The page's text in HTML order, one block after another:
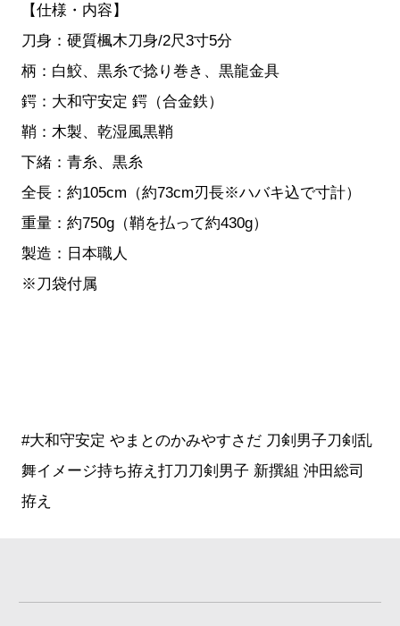
【仕様・内容】
刀身：硬質楓木刀身/2尺3寸5分
柄：白鮫、黒糸で捻り巻き、黒龍金具
鍔：大和守安定 鍔（合金鉄）
鞘：木製、乾湿風黒鞘
下緒：青糸、黒糸
全長：約105cm（約73cm刃長※ハバキ込で寸計）
重量：約750g（鞘を払って約430g）
製造：日本職人
※刀袋付属
#大和守安定 やまとのかみやすさだ 刀剣男子刀剣乱
舞イメージ持ち拵え打刀刀剣男子 新撰組 沖田総司
拵え